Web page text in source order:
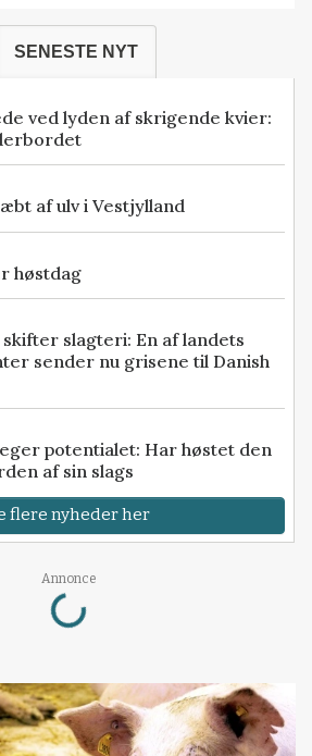
SENESTE NYT
ved lyden af skrigende kvier:
af ulv i Vestjylland
høstdag
slagteri: En af landets
sender nu grisene til Danish
potentialet: Har høstet den
af sin slags
flere nyheder her
Annonce
Loading...